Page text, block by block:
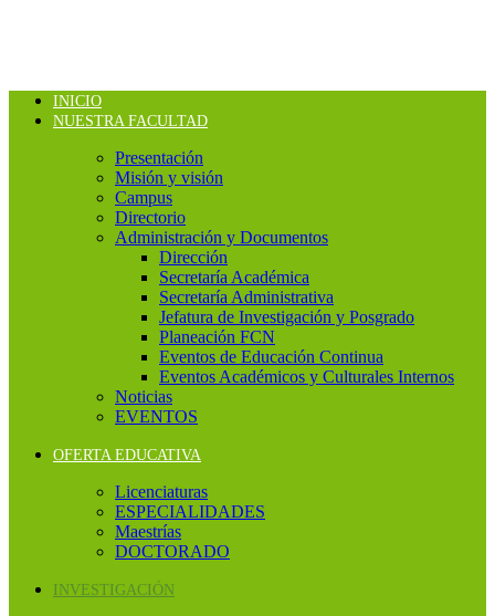
INICIO
NUESTRA FACULTAD
Presentación
Misión y visión
Campus
Directorio
Administración y Documentos
Dirección
Secretaría Académica
Secretaría Administrativa
Jefatura de Investigación y Posgrado
Planeación FCN
Eventos de Educación Continua
Eventos Académicos y Culturales Internos
Noticias
EVENTOS
OFERTA EDUCATIVA
Licenciaturas
ESPECIALIDADES
Maestrías
DOCTORADO
INVESTIGACIÓN